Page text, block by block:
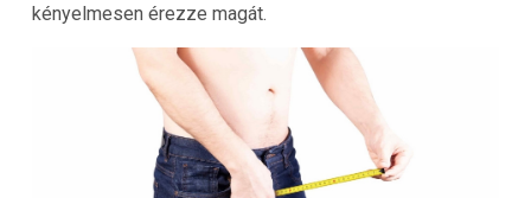
kényelmesen érezze magát.